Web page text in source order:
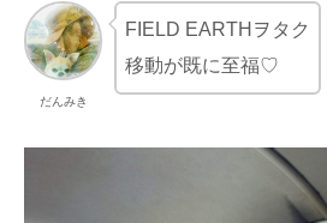
だんみき
FIELD EARTHヲタク
移動が既に至福♡